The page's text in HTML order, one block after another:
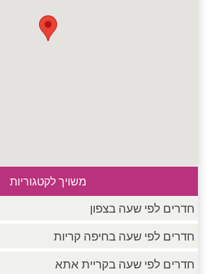
משויך לקטגוריות
חדרים לפי שעה בצפון
חדרים לפי שעה בחיפה קריות
חדרים לפי שעה בקריית אתא